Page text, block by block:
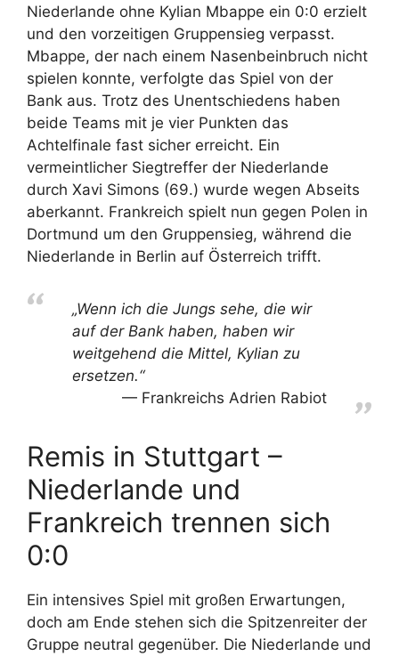
Niederlande ohne Kylian Mbappe ein 0:0 erzielt
und den vorzeitigen Gruppensieg verpasst.
Mbappe, der nach einem Nasenbeinbruch nicht
spielen konnte, verfolgte das Spiel von der
Bank aus. Trotz des Unentschiedens haben
beide Teams mit je vier Punkten das
Achtelfinale fast sicher erreicht. Ein
vermeintlicher Siegtreffer der Niederlande
durch Xavi Simons (69.) wurde wegen Abseits
aberkannt. Frankreich spielt nun gegen Polen in
Dortmund um den Gruppensieg, während die
Niederlande in Berlin auf Österreich trifft.
„Wenn ich die Jungs sehe, die wir
auf der Bank haben, haben wir
weitgehend die Mittel, Kylian zu
ersetzen.“
Frankreichs Adrien Rabiot
Remis in Stuttgart –
Niederlande und
Frankreich trennen sich
0:0
Ein intensives Spiel mit großen Erwartungen,
doch am Ende stehen sich die Spitzenreiter der
Gruppe neutral gegenüber. Die Niederlande und